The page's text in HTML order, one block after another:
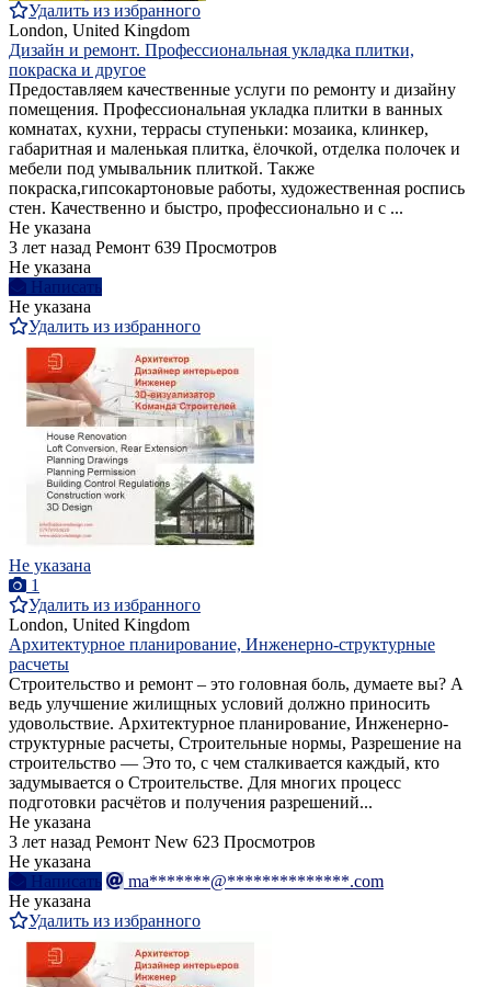
Удалить из избранного
London, United Kingdom
Дизайн и ремонт. Профессиональная укладка плитки,
покраска и другое
Предоставляем качественные услуги по ремонту и дизайну
помещения. Профессиональная укладка плитки в ванных
комнатах, кухни, террасы ступеньки: мозаика, клинкер,
габаритная и маленькая плитка, ёлочкой, отделка полочек и
мебели под умывальник плиткой. Также
покраска,гипсокартоновые работы, художественная роспись
стен. Качественно и быстро, профессионально и с ...
Не указана
3 лет назад Ремонт 639 Просмотров
Не указана
Написать
Не указана
Удалить из избранного
Не указана
1
Удалить из избранного
London, United Kingdom
Архитектурное планирование, Инженерно-структурные
расчеты
Строительство и ремонт – это головная боль, думаете вы? А
ведь улучшение жилищных условий должно приносить
удовольствие. Архитектурное планирование, Инженерно-
структурные расчеты, Строительные нормы, Разрешение на
строительство — Это то, с чем сталкивается каждый, кто
задумывается о Строительстве. Для многих процесс
подготовки расчётов и получения разрешений...
Не указана
3 лет назад Ремонт New 623 Просмотров
Не указана
Написать
ma*******@**************.com
Не указана
Удалить из избранного